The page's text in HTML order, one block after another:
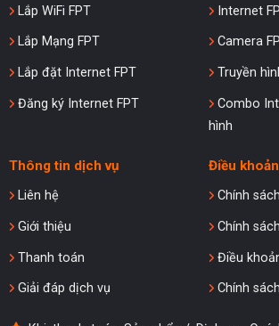
Lắp WiFi FPT
Lắp Mạng FPT
Lắp đặt Internet FPT
Đăng ký Internet FPT
Internet
Camera
Truyền
Combo
hình
Thông tin dịch vụ
Liên hệ
Giới thiệu
Thanh toán
Giải đáp dịch vụ
Điều
Chính
Chính
Điều
Chính